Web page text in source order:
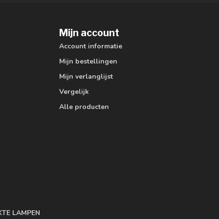
LAMPEN
Mijn account
Account informatie
Mijn bestellingen
Mijn verlanglijst
Vergelijk
Alle producten